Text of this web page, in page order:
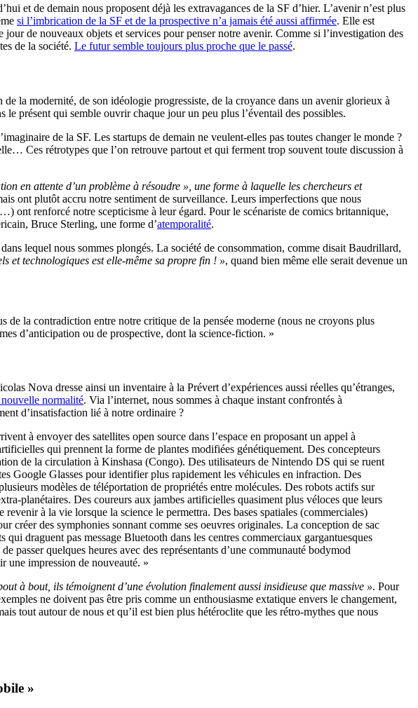
et de demain nous proposent déjà les extravagances de la SF d’hier. L’avenir n’est plus
si l’imbrication de la SF et de la prospective n’a jamais été aussi affirmée. Elle est
jour de nouveaux objets et services pour penser notre avenir. Comme si l’investigation des
de la société. Le futur semble toujours plus proche que le passé.
la modernité, de son idéologie progressiste, de la croyance dans un avenir glorieux à
présent qui semble ouvrir chaque jour un peu plus l’éventail des possibles.
de la SF. Les startups de demain ne veulent-elles pas toutes changer le monde ?
Ces rétrotypes que l’on retrouve partout et qui ferment trop souvent toute discussion à
en attente d’un problème à résoudre », une forme à laquelle les chercheurs et
ont plutôt accru notre sentiment de surveillance. Leurs imperfections que nous
ont renforcé notre scepticisme à leur égard. Pour le scénariste de comics britannique,
Bruce Sterling, une forme d’atemporalité.
lequel nous sommes plongés. La société de consommation, comme disait Baudrillard,
et technologiques est elle-même sa propre fin ! », quand bien même elle serait devenue un
la contradiction entre notre critique de la pensée moderne (nous ne croyons plus
d’anticipation ou de prospective, dont la science-fiction. »
Nova dresse ainsi un inventaire à la Prévert d’expériences aussi réelles qu’étranges,
normalité. Via l’internet, nous sommes à chaque instant confrontés à
d’insatisfaction lié à notre ordinaire ?
à envoyer des satellites open source dans l’espace en proposant un appel à
qui prennent la forme de plantes modifiées génétiquement. Des concepteurs
de la circulation à Kinshasa (Congo). Des utilisateurs de Nintendo DS qui se ruent
Google Glasses pour identifier plus rapidement les véhicules en infraction. Des
modèles de téléportation de propriétés entre molécules. Des robots actifs sur
planétaires. Des coureurs aux jambes artificielles quasiment plus véloces que leurs
à la vie lorsque la science le permettra. Des bases spatiales (commerciales)
créer des symphonies sonnant comme ses oeuvres originales. La conception de sac
draguent pas message Bluetooth dans les centres commerciaux gargantuesques
quelques heures avec des représentants d’une communauté bodymod
une impression de nouveauté. »
à bout, ils témoignent d’une évolution finalement aussi insidieuse que massive ». Pour
ne doivent pas être pris comme un enthousiasme extatique envers le changement,
tout autour de nous et qu’il est bien plus hétéroclite que les rétro-mythes que nous
»